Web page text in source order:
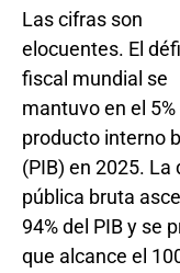
Las cifras son
elocuentes. El
fiscal mundial se
mantuvo en el 5%
producto interno
(PIB) en 2025. La
pública bruta
94% del PIB y se
que alcance el